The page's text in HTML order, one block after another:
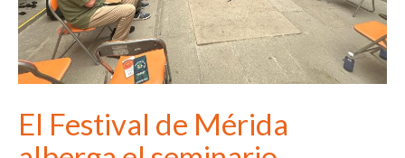
El Festival de Mérida